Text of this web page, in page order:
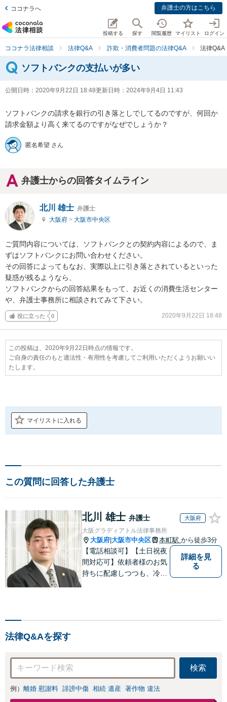
ココナラへ 弁護士の方はこちら
投稿する 探す 閲覧履歴 マイリスト ログイン
ココナラ法律相談 法律Q&A 詐欺・消費者問題の法律Q&A 法律Q&A
ソフトバンクの支払いが多い
公開日時： 2020年9月22日 18:48更新日時： 2024年9月4日 11:43
ソフトバンクの請求を銀行の引き落としでしてるのですが、何回か
請求金額より高く来てるのですがなぜでしょうか？
匿名希望 さん
弁護士からの回答タイムライン
北川 雄士 弁護士
大阪府 > 大阪市中央区
ご質問内容については、ソフトバンクとの契約内容によるので、ま
ずはソフトバンクにお問い合わせください。
その回答によってもなお、実際以上に引き落とされているといった
疑惑が残るようなら、
ソフトバンクからの回答結果をもって、お近くの消費生活センター
や、弁護士事務所に相談されてみて下さい。
役に立った 0 2020年9月22日 18:48
この投稿は、2020年9月22日時点の情報です。
ご自身の責任のもと適法性・有用性を考慮してご利用いただくようお願いい
たします。
マイリストに入れる
この質問に回答した弁護士
北川 雄士 弁護士 大阪府
大阪グラディアトル法律事務所
大阪府 大阪市中央区 本町駅 から徒歩3分
【電話相談可】【土日祝夜
間対応可】依頼者様のお気
持ちに配慮しつつも、冷静
詳細を見
る
法律Q&Aを探す
検索
例） 離婚 慰謝料 誹謗中傷 相続 遺産 著作物 違法